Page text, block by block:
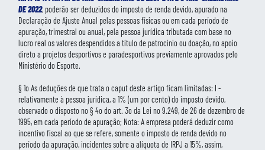
DE 2022, poderão ser deduzidos do imposto de renda devido, apurado na
Declaração de Ajuste Anual pelas pessoas físicas ou em cada período de
apuração, trimestral ou anual, pela pessoa jurídica tributada com base no
lucro real os valores despendidos a título de patrocínio ou doação, no apoio
direto a projetos desportivos e paradesportivos previamente aprovados pelo
Ministério do Esporte.
§ 1o As deduções de que trata o caput deste artigo ficam limitadas: I -
relativamente à pessoa jurídica, a 1% (um por cento) do imposto devido,
observado o disposto no § 4o do art. 3o da Lei no 9.249, de 26 de dezembro de
1995, em cada período de apuração; Nota: A empresa poderá deduzir como
incentivo fiscal ao que se refere, somente o imposto de renda devido no
período da apuração, incidentes sobre a alíquota de IRPJ a 15%, assim,